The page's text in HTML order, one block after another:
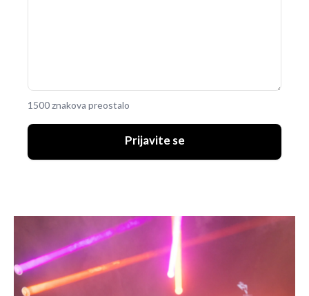
1500 znakova preostalo
Prijavite se